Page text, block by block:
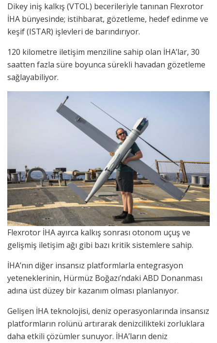
Dikey iniş kalkış (VTOL) becerileriyle tanınan Flexrotor
İHA bünyesinde; istihbarat, gözetleme, hedef edinme ve
keşif (ISTAR) işlevleri de barındırıyor.
120 kilometre iletişim menziline sahip olan İHA’lar, 30
saatten fazla süre boyunca sürekli havadan gözetleme
sağlayabiliyor.
Flexrotor İHA ayırca kalkış sonrası otonom uçuş ve
gelişmiş iletişim ağı gibi bazı kritik sistemlere sahip.
İHA’nın diğer insansız platformlarla entegrasyon
yeteneklerinin, Hürmüz Boğazı’ndaki ABD Donanması
adına üst düzey bir kazanım olması planlanıyor.
Gelişen İHA teknolojisi, deniz operasyonlarında insansız
platformların rolünü artırarak denizcilikteki zorluklara
daha etkili çözümler sunuyor. İHA’ların deniz